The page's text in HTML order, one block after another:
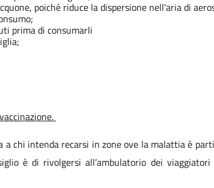
poiché riduce la dispersione nell'aria di
prima di consumarli
chi intenda recarsi in zone ove la malattia è
è di rivolgersi all’ambulatorio dei viaggiatori